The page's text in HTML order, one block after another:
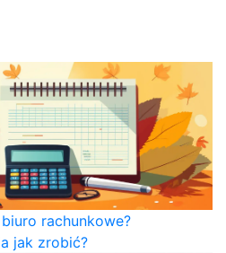
rachunkowe?
jak zrobić?